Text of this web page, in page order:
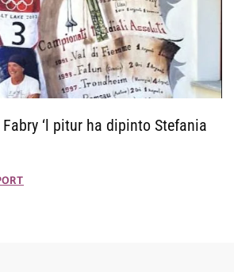
‘l pitur ha dipinto Stefania